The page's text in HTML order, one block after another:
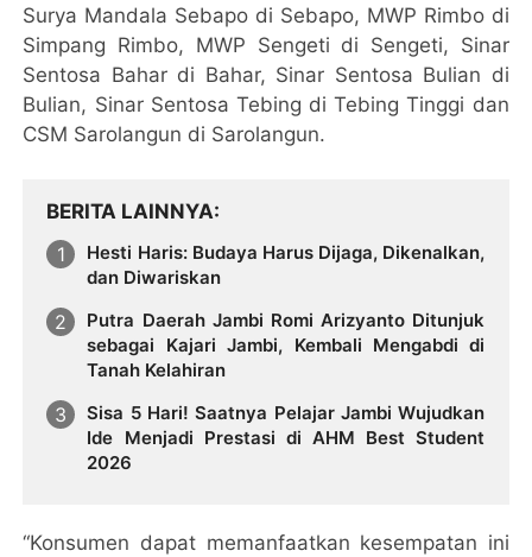
Surya Mandala Sebapo di Sebapo, MWP Rimbo di
Simpang Rimbo, MWP Sengeti di Sengeti, Sinar
Sentosa Bahar di Bahar, Sinar Sentosa Bulian di
Bulian, Sinar Sentosa Tebing di Tebing Tinggi dan
CSM Sarolangun di Sarolangun.
BERITA LAINNYA
Hesti Haris: Budaya Harus Dijaga, Dikenalkan,
dan Diwariskan
Putra Daerah Jambi Romi Arizyanto Ditunjuk
sebagai Kajari Jambi, Kembali Mengabdi di
Tanah Kelahiran
Sisa 5 Hari! Saatnya Pelajar Jambi Wujudkan
Ide Menjadi Prestasi di AHM Best Student
2026
“Konsumen dapat memanfaatkan kesempatan ini